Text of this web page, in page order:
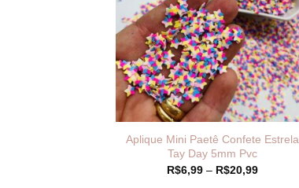
Aplique Mini Paetê Confete Estrela
Tay Day 5mm Pvc
R$6,99 – R$20,99Faixa